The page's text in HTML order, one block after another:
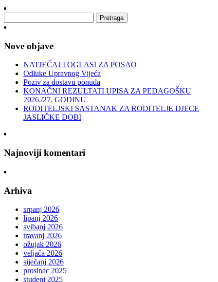
Nove objave
NATJEČAJ I OGLASI ZA POSAO
Odluke Upravnog Vijeća
Poziv za dostavu ponuda
KONAČNI REZULTATI UPISA ZA PEDAGOŠKU
2026./27. GODINU
RODITELJSKI SASTANAK ZA RODITELJE DJECE
JASLIČKE DOBI
Najnoviji komentari
Arhiva
srpanj 2026
lipanj 2026
svibanj 2026
travanj 2026
ožujak 2026
veljača 2026
siječanj 2026
prosinac 2025
studeni 2025